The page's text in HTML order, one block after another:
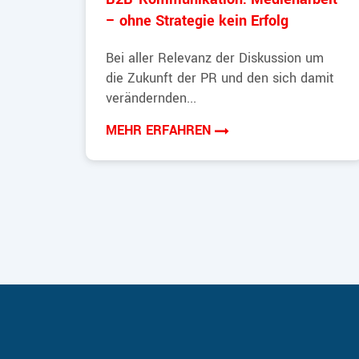
– ohne Strategie kein Erfolg
Bei aller Relevanz der Diskussion um
die Zukunft der PR und den sich damit
verändernden...
MEHR ERFAHREN